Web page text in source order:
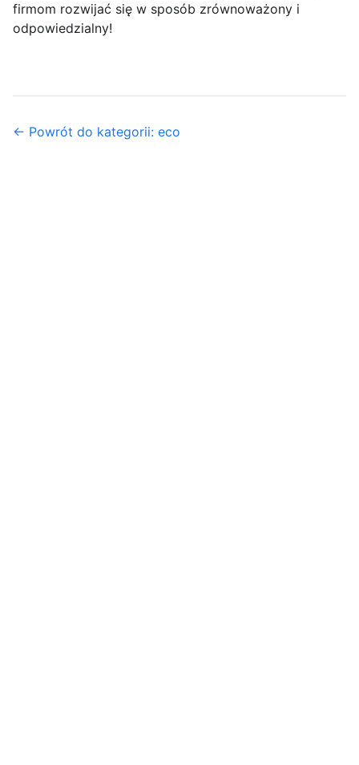
firmom rozwijać się w sposób zrównoważony i
odpowiedzialny!
← Powrót do kategorii: eco